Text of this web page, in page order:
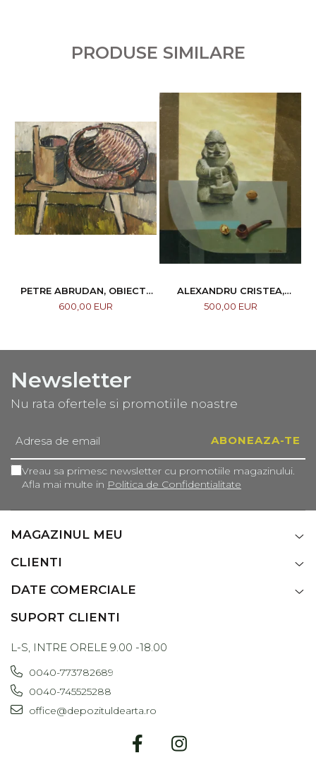
PRODUSE SIMILARE
PETRE ABRUDAN, OBIECTE
CASNICE, 1967
600,00 EUR
ALEXANDRU CRISTEA,
COMPOZIȚIE
500,00 EUR
Newsletter
Nu rata ofertele si promotiile noastre
Vreau sa primesc newsletter cu promotiile magazinului.
Afla mai multe in Politica de Confidentialitate
MAGAZINUL MEU
CLIENTI
DATE COMERCIALE
SUPORT CLIENTI
L-S, INTRE ORELE 9.00 -18.00
0040-773782689
0040-745525288
office@depozituldearta.ro